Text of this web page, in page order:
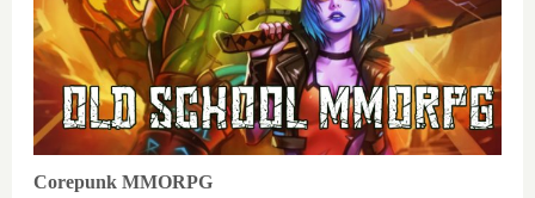
Corepunk MMORPG